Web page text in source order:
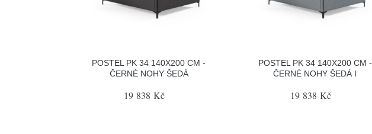
POSTEL PK 34 140X200 CM -
ČERNÉ NOHY ŠEDÁ
19 838 Kč
POSTEL PK 34 140X200 CM -
ČERNÉ NOHY ŠEDÁ I
19 838 Kč